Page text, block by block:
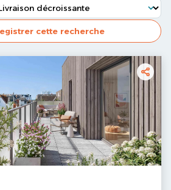
cette recherche